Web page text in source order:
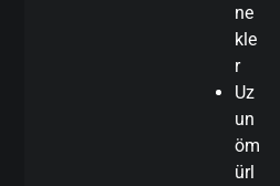
ne
kle
r
Uz
un
öm
ürl